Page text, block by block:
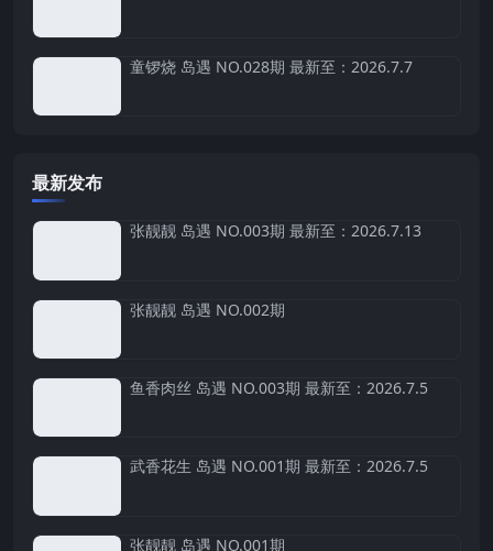
童锣烧 岛遇 NO.028期 最新至：2026.7.7
最新发布
张靓靓 岛遇 NO.003期 最新至：2026.7.13
张靓靓 岛遇 NO.002期
鱼香肉丝 岛遇 NO.003期 最新至：2026.7.5
武香花生 岛遇 NO.001期 最新至：2026.7.5
张靓靓 岛遇 NO.001期